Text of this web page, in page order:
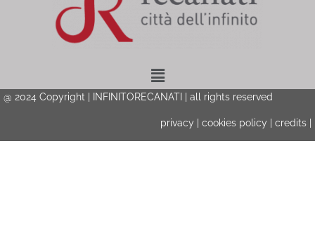
Menu
@ 2024 Copyright | INFINITORECANATI | all rights reserved
privacy cookies policy credits